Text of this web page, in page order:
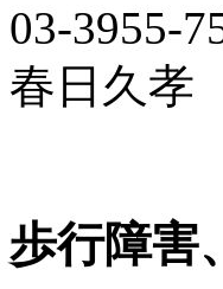
03-3955-
春日久孝
歩行障害